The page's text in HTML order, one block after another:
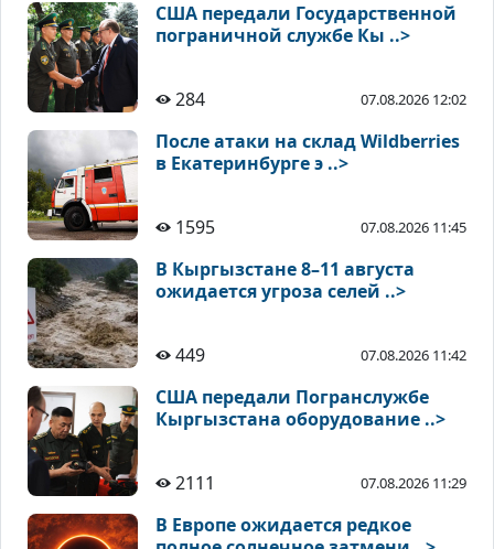
США передали Государственной
пограничной службе Кы ..>
284 07.08.2026 12:02
После атаки на склад Wildberries
в Екатеринбурге э ..>
1595 07.08.2026 11:45
В Кыргызстане 8–11 августа
ожидается угроза селей ..>
449 07.08.2026 11:42
США передали Погранслужбе
Кыргызстана оборудование ..>
2111 07.08.2026 11:29
В Европе ожидается редкое